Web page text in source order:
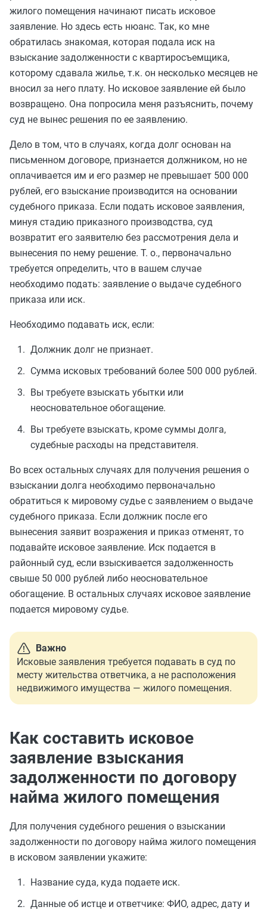
жилого помещения начинают писать исковое
заявление. Но здесь есть нюанс. Так, ко мне
обратилась знакомая, которая подала иск на
взыскание задолженности с квартиросъемщика,
которому сдавала жилье, т.к. он несколько месяцев не
вносил за него плату. Но исковое заявление ей было
возвращено. Она попросила меня разъяснить, почему
суд не вынес решения по ее заявлению.
Дело в том, что в случаях, когда долг основан на
письменном договоре, признается должником, но не
оплачивается им и его размер не превышает 500 000
рублей, его взыскание производится на основании
судебного приказа. Если подать исковое заявления,
минуя стадию приказного производства, суд
возвратит его заявителю без рассмотрения дела и
вынесения по нему решение. Т. о., первоначально
требуется определить, что в вашем случае
необходимо подать: заявление о выдаче судебного
приказа или иск.
Необходимо подавать иск, если:
Должник долг не признает.
Сумма исковых требований более 500 000 рублей.
Вы требуете взыскать убытки или
неосновательное обогащение.
Вы требуете взыскать, кроме суммы долга,
судебные расходы на представителя.
Во всех остальных случаях для получения решения о
взыскании долга необходимо первоначально
обратиться к мировому судье с заявлением о выдаче
судебного приказа. Если должник после его
вынесения заявит возражения и приказ отменят, то
подавайте исковое заявление. Иск подается в
районный суд, если взыскивается задолженность
свыше 50 000 рублей либо неосновательное
обогащение. В остальных случаях исковое заявление
подается мировому судье.
Важно
Исковые заявления требуется подавать в суд по
месту жительства ответчика, а не расположения
недвижимого имущества — жилого помещения.
Как составить исковое
заявление взыскания
задолженности по договору
найма жилого помещения
Для получения судебного решения о взыскании
задолженности по договору найма жилого помещения
в исковом заявлении укажите:
Название суда, куда подаете иск.
Данные об истце и ответчике: ФИО, адрес, дату и